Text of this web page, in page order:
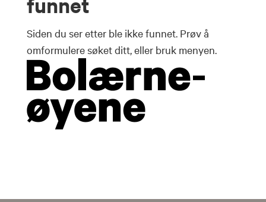
Siden du ser etter ble ikke funnet. Prøv å
omformulere søket ditt, eller bruk menyen.